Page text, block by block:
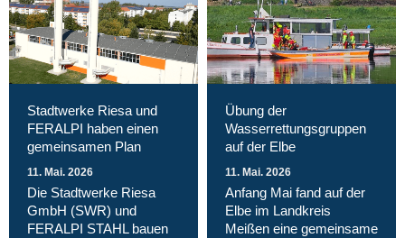
Stadtwerke Riesa und
FERALPI haben einen
gemeinsamen Plan
11. Mai. 2026
Die Stadtwerke Riesa
GmbH (SWR) und
FERALPI STAHL bauen
Übung der
Wasserrettungsgruppen
auf der Elbe
11. Mai. 2026
Anfang Mai fand auf der
Elbe im Landkreis
Meißen eine gemeinsame